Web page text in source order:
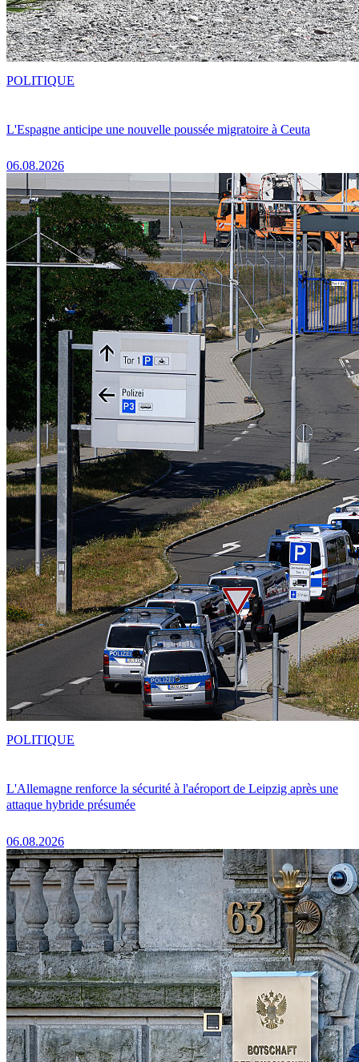
L'Espagne anticipe une nouvelle poussée migratoire à Ceuta
06.08.2026
POLITIQUE
L'Allemagne renforce la sécurité à l'aéroport de Leipzig après une
attaque hybride présumée
06.08.2026
POLITIQUE